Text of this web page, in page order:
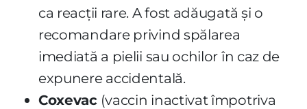
ca reacții rare. A fost adăugată și o
recomandare privind spălarea
imediată a pielii sau ochilor în caz de
expunere accidentală.
Coxevac(vaccin inactivat împotriva